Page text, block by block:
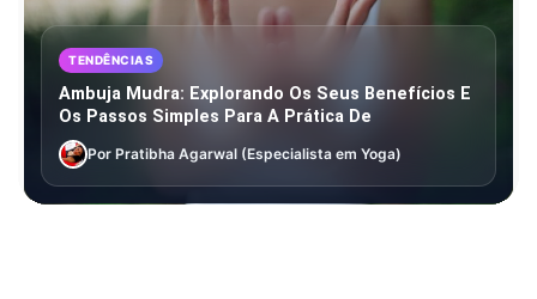
TENDÊNCIAS
Ambuja Mudra: Explorando Os Seus Benefícios E
Os Passos Simples Para A Prática De
Por Pratibha Agarwal (Especialista em Yoga)